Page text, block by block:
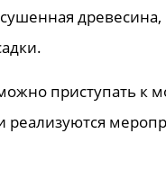
приступать
реализуются